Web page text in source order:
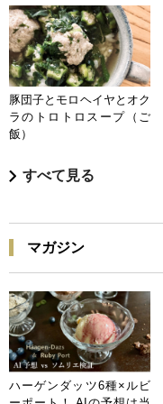
豚団子とモロヘイヤとオク
ラのトロトロスープ（ご
飯）
すべて見る
マガジン
ハーゲンダッツ6種×ルビ